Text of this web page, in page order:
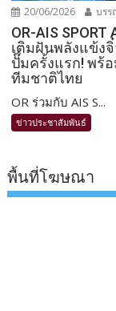
20/06/2026 บรร
OR-AIS
เติมฝันพลังแข้ง
ปั๊มครั้งแรก! พร้
ทีมชาติไทย
OR ร่วมกับ AIS S...
ข่าวประชาสัมพันธ์
พื้นที่โฆษณา